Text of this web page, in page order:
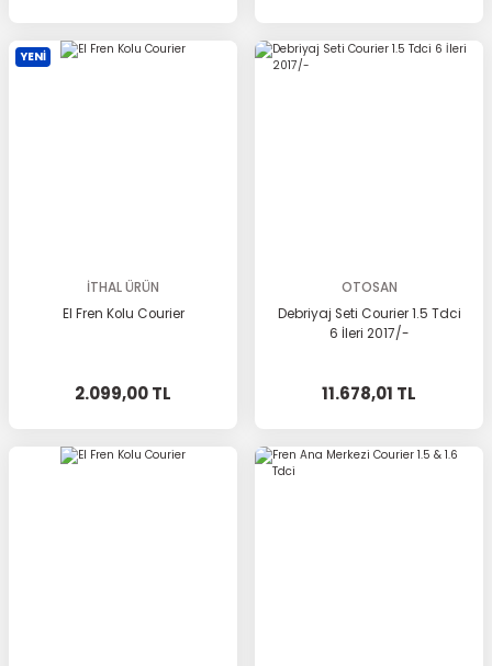
YENİ
İTHAL ÜRÜN
El Fren Kolu Courier
2.099,00 TL
OTOSAN
Debriyaj Seti Courier 1.5 Tdci
6 İleri 2017/-
11.678,01 TL